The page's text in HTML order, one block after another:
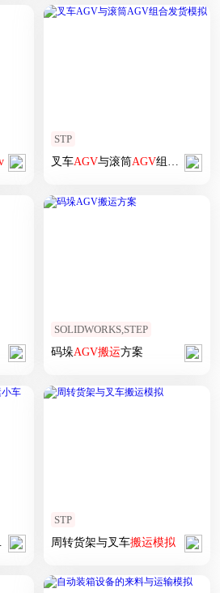
STP
叉车AGV与滚筒AGV组合发货
SOLIDWORKS,STEP
码垛AGV搬运方案
运小车
STP
周转货架与叉车搬运模拟